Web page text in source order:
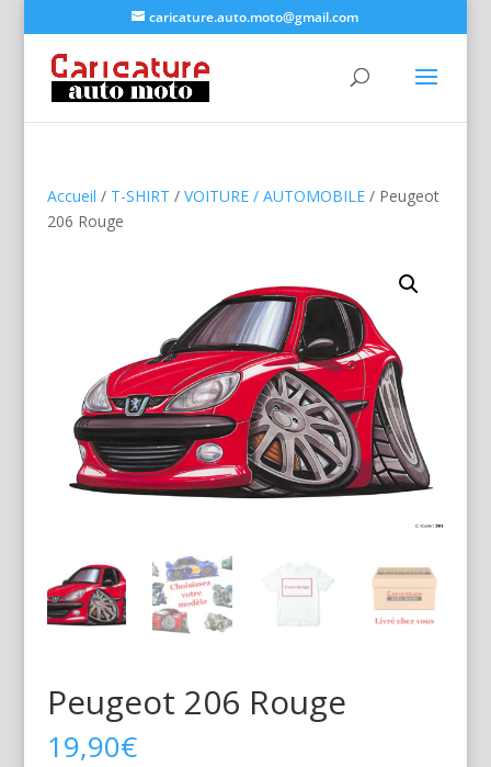
caricature.auto.moto@gmail.com
Accueil / T-SHIRT / VOITURE / AUTOMOBILE/ Peugeot
206 Rouge
Peugeot 206 Rouge
19,90€